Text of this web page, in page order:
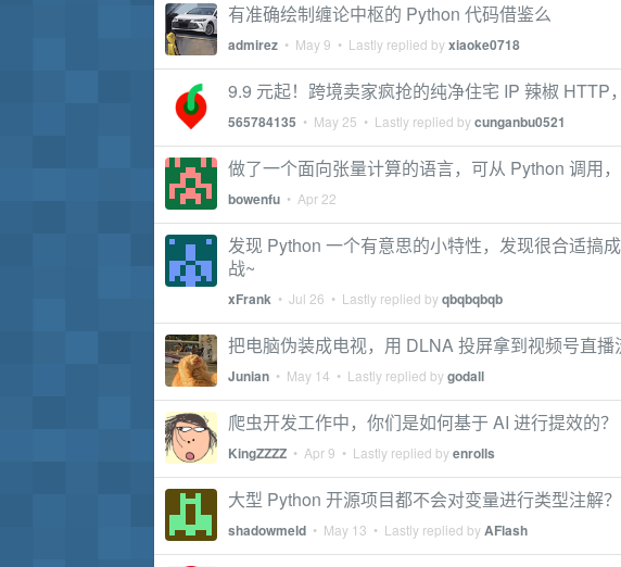
有准确绘制缠论中枢的 Python 代码借鉴么
admirez • May 9 • Lastly replied byxiaoke0718
9.9 元起！跨境卖家疯抢的纯净住宅 IP 辣椒 HTTP
565784135 • May 25 • Lastly replied bycunganbu0521
做了一个面向张量计算的语言，可从 Python 调用
bowenfu • Apr 22
发现 Python 一个有意思的小特性，发现很合适搞
战~
xFrank • Jul 26 • Lastly replied byqbqbqbqb
把电脑伪装成电视，用 DLNA 投屏拿到视频号直播
Junian • May 14 • Lastly replied bygodall
爬虫开发工作中，你们是如何基于 AI 进行提效的？
KingZZZZ • Apr 9 • Lastly replied byenrolls
大型 Python 开源项目都不会对变量进行类型注解？
shadowmeld • May 13 • Lastly replied byAFlash